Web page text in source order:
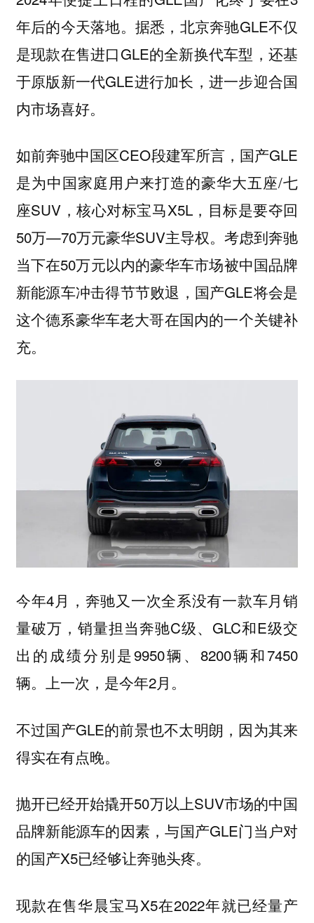
年后的今天落地。据悉，北京奔驰GLE不仅
是现款在售进口GLE的全新换代车型，还基
于原版新一代GLE进行加长，进一步迎合国
内市场喜好。
如前奔驰中国区CEO段建军所言，国产GLE
是为中国家庭用户来打造的豪华大五座/七
座SUV，核心对标宝马X5L，目标是要夺回
50万—70万元豪华SUV主导权。考虑到奔驰
当下在50万元以内的豪华车市场被中国品牌
新能源车冲击得节节败退，国产GLE将会是
这个德系豪华车老大哥在国内的一个关键补
充。
今年4月，奔驰又一次全系没有一款车月销
量破万，销量担当奔驰C级、GLC和E级交
出的成绩分别是9950辆、8200辆和7450
辆。上一次，是今年2月。
不过国产GLE的前景也不太明朗，因为其来
得实在有点晚。
抛开已经开始撬开50万以上SUV市场的中国
品牌新能源车的因素，与国产GLE门当户对
的国产X5已经够让奔驰头疼。
现款在售华晨宝马X5在2022年就已经量产